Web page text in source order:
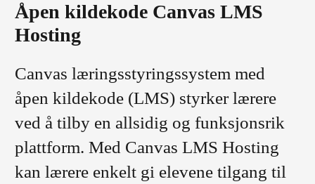
Åpen kildekode Canvas LMS
Hosting
Canvas læringsstyringssystem med
åpen kildekode (LMS) styrker lærere
ved å tilby en allsidig og funksjonsrik
plattform. Med Canvas LMS Hosting
kan lærere enkelt gi elevene tilgang til